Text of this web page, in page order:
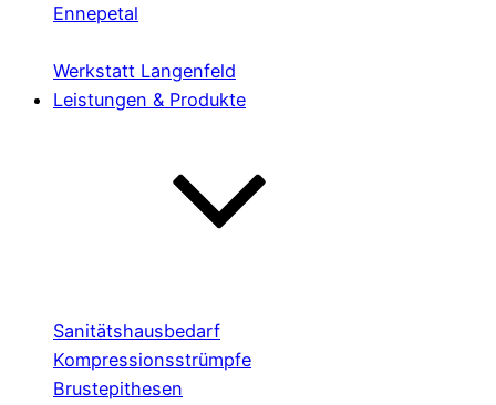
Ennepetal
Werkstatt Langenfeld
Leistungen & Produkte
Sanitätshausbedarf
Kompressionsstrümpfe
Brustepithesen